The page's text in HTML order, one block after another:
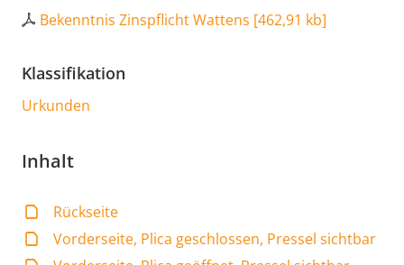
Bekenntnis Zinspflicht Wattens [462,91 kb]
Klassifikation
Urkunden
Inhalt
Rückseite
Vorderseite, Plica geschlossen, Pressel sichtbar